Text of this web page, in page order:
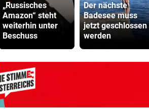
„Russisches
Amazon“ steht
weiterhin unter
Beschuss
Der nächste
Badesee muss
jetzt geschlossen
werden